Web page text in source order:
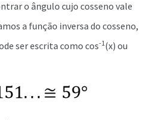
o ângulo cujo cosseno vale
a função inversa do cosseno,
ser escrita como cos-1(x) ou